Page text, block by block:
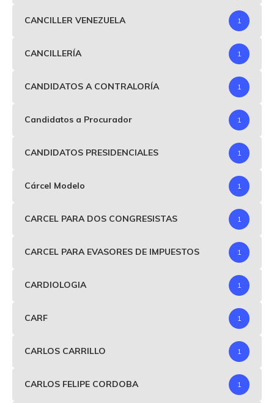
CANCILLER VENEZUELA 1
CANCILLERÍA 1
CANDIDATOS A CONTRALORÍA 1
Candidatos a Procurador 1
CANDIDATOS PRESIDENCIALES 1
Cárcel Modelo 1
CARCEL PARA DOS CONGRESISTAS 1
CARCEL PARA EVASORES DE IMPUESTOS 1
CARDIOLOGIA 1
CARF 1
CARLOS CARRILLO 1
CARLOS FELIPE CORDOBA 1